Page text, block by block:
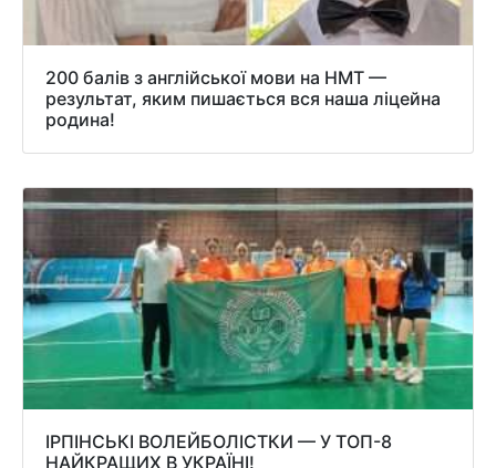
200 балів з англійської мови на НМТ —
результат, яким пишається вся наша ліцейна
родина!
ІРПІНСЬКІ ВОЛЕЙБОЛІСТКИ — У ТОП-8
НАЙКРАЩИХ В УКРАЇНІ!